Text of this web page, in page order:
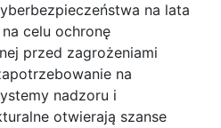
na lata
celu ochronę
przed zagrożeniami
na
nadzoru i
otwierają szanse